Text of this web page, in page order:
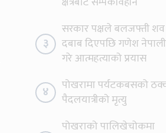
३
सरकार पक्षले बलजफ्ती
दबाब दिएपछि गणेश
गरे आत्महत्याको प्रयास
४
पोखरामा पर्यटकबसको
पैदलयात्रीको मृत्यु
पोखराको पालिखेचोकमा